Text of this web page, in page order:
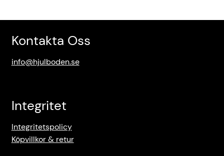
Kontakta Oss
info@hjulboden.se
Integritet
Integritetspolicy
Köpvillkor & retur